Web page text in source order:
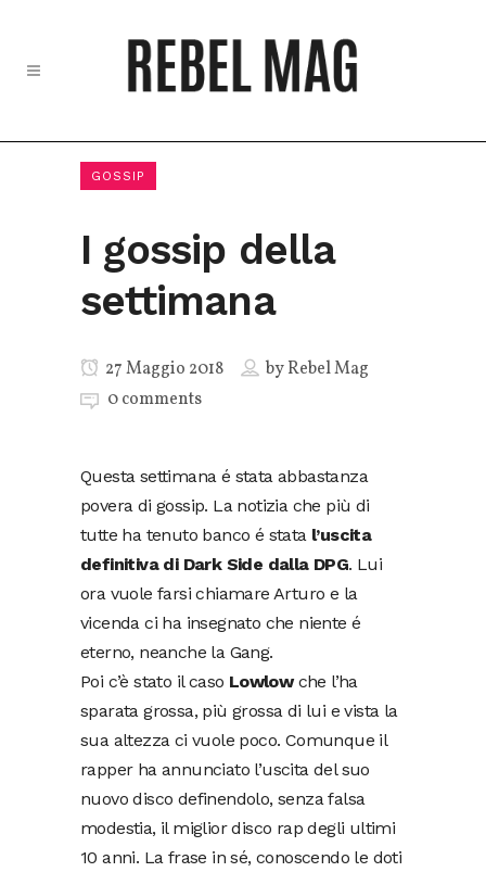
GOSSIP
I gossip della
settimana
27 Maggio 2018 byRebel Mag
0 comments
Questa settimana é stata abbastanza
povera di gossip. La notizia che più di
tutte ha tenuto banco é stata l’uscita
definitiva di Dark Side dalla DPG. Lui
ora vuole farsi chiamare Arturo e la
vicenda ci ha insegnato che niente é
eterno, neanche la Gang.
Poi c’è stato il caso Lowlowche l’ha
sparata grossa, più grossa di lui e vista la
sua altezza ci vuole poco. Comunque il
rapper ha annunciato l’uscita del suo
nuovo disco definendolo, senza falsa
modestia, il miglior disco rap degli ultimi
10 anni. La frase in sé, conoscendo le doti